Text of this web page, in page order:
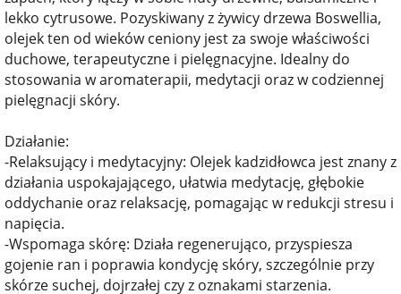
lekko cytrusowe. Pozyskiwany z żywicy drzewa Boswellia,
olejek ten od wieków ceniony jest za swoje właściwości
duchowe, terapeutyczne i pielęgnacyjne. Idealny do
stosowania w aromaterapii, medytacji oraz w codziennej
pielęgnacji skóry.
Działanie:
-Relaksujący i medytacyjny: Olejek kadzidłowca jest znany z
działania uspokajającego, ułatwia medytację, głębokie
oddychanie oraz relaksację, pomagając w redukcji stresu i
napięcia.
-Wspomaga skórę: Działa regenerująco, przyspiesza
gojenie ran i poprawia kondycję skóry, szczególnie przy
skórze suchej, dojrzałej czy z oznakami starzenia.